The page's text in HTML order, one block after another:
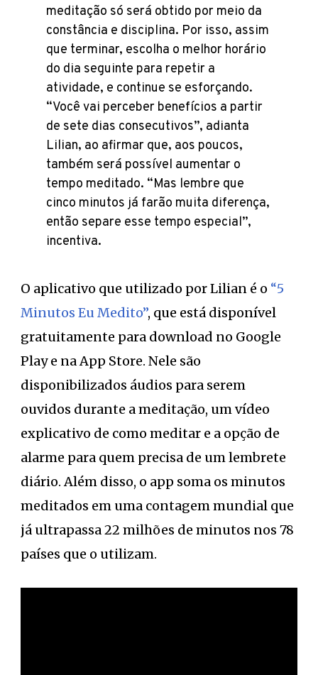
meditação só será obtido por meio da
constância e disciplina. Por isso, assim
que terminar, escolha o melhor horário
do dia seguinte para repetir a
atividade, e continue se esforçando.
“Você vai perceber benefícios a partir
de sete dias consecutivos”, adianta
Lilian, ao afirmar que, aos poucos,
também será possível aumentar o
tempo meditado. “Mas lembre que
cinco minutos já farão muita diferença,
então separe esse tempo especial”,
incentiva.
O aplicativo que utilizado por Lilian é o “5
Minutos Eu Medito”, que está disponível
gratuitamente para download no Google
Play e na App Store. Nele são
disponibilizados áudios para serem
ouvidos durante a meditação, um vídeo
explicativo de como meditar e a opção de
alarme para quem precisa de um lembrete
diário. Além disso, o app soma os minutos
meditados em uma contagem mundial que
já ultrapassa 22 milhões de minutos nos 78
países que o utilizam.